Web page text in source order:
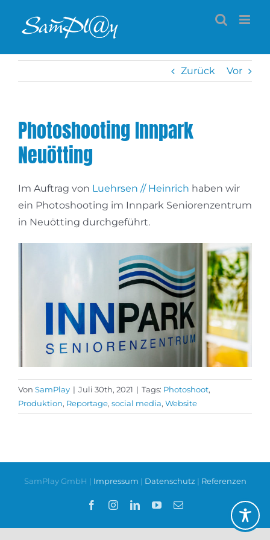
Inhalt
Zurück Vor
Photoshooting Innpark
Neuötting
Im Auftrag von Luehrsen // Heinrich haben wir
ein Photoshooting im Innpark Seniorenzentrum
in Neuötting durchgeführt.
Von SamPlay | Juli 30th, 2021 | Tags: Photoshoot,
Produktion, Reportage, social media, Website
SamPlay GmbH | Impressum | Datenschutz | Referenzen
FacebookInstagramLinkedInYouTube
E-